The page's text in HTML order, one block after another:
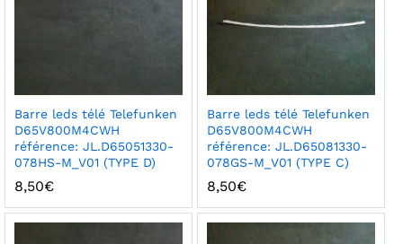
Barre leds télé Telefunken
D65V800M4CWH
référence: JL.D65051330-
078HS-M_V01 (TYPE D)
8,50€
Barre leds télé Telefunken
D65V800M4CWH
référence: JL.D65081330-
078GS-M_V01 (TYPE C)
8,50€